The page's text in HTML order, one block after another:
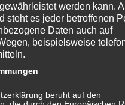
Realtek
werden kann.
steht es jeder betroffenen
Daten auch auf
beispielsweise
beruht auf den